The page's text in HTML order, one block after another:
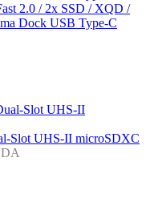
2.0 / 2x SSD / XQD /
Dock USB Type-C
Slot UHS-II microSDXC